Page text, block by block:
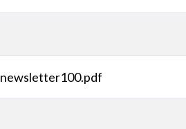
newsletter100.pdf